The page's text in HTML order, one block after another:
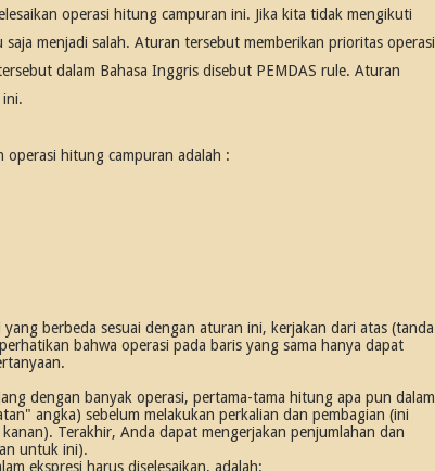
operasi hitung campuran ini. Jika kita tidak mengikuti
menjadi salah. Aturan tersebut memberikan prioritas operasi
dalam Bahasa Inggris disebut PEMDAS rule. Aturan
operasi hitung campuran adalah :
berbeda sesuai dengan aturan ini, kerjakan dari atas (tanda
bahwa operasi pada baris yang sama hanya dapat
dengan banyak operasi, pertama-tama hitung apa pun dalam
angka) sebelum melakukan perkalian dan pembagian (ini
Terakhir, Anda dapat mengerjakan penjumlahan dan
untuk ini).
ekspresi harus diselesaikan, adalah: